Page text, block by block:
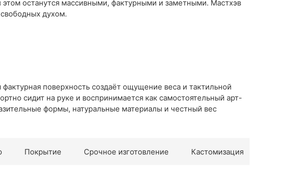
останутся массивными, фактурными и заметными. Мастхэв
духом.
поверхность создаёт ощущение веса и тактильной
сидит на руке и воспринимается как самостоятельный арт-
формы, натуральные материалы и честный вес
Покрытие Срочное изготовление Кастомизация